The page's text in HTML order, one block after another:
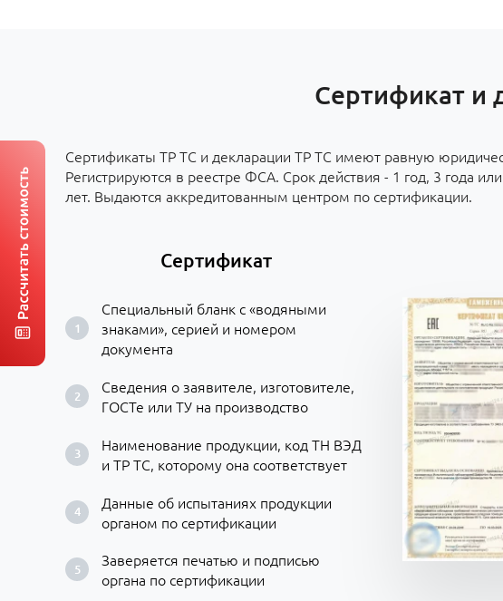
Сертификат и
Сертификаты ТР ТС и декларации ТР ТС имеют равную
Регистрируются в реестре ФСА. Срок действия - 1 год, 3 года
лет. Выдаются аккредитованным центром по сертификации.
Сертификат
Специальный бланк с «водяными
знаками», серией и номером
документа
Сведения о заявителе, изготовителе,
ГОСТе или ТУ на производство
Наименование продукции, код ТН ВЭД
и ТР ТС, которому она соответствует
Данные об испытаниях продукции
органом по сертификации
Заверяется печатью и подписью
органа по сертификации